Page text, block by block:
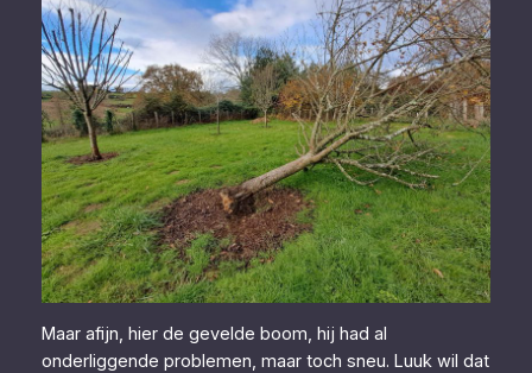
Maar afijn, hier de gevelde boom, hij had al
onderliggende problemen, maar toch sneu. Luuk wil dat